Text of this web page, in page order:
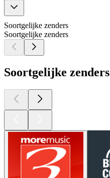
Soortgelijke zenders
Soortgelijke zenders
Soortgelijke zenders